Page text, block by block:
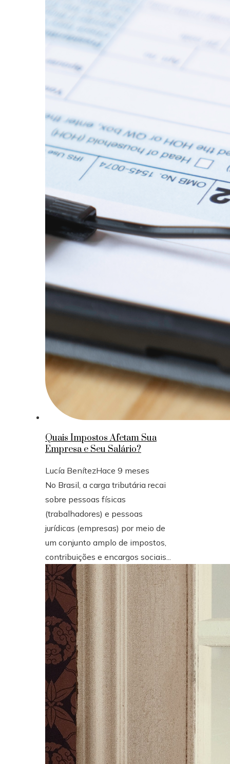
Quais Impostos Afetam Sua
Empresa e Seu Salário?
Lucía BenítezHace 9 meses
No Brasil, a carga tributária recai
sobre pessoas físicas
(trabalhadores) e pessoas
jurídicas (empresas) por meio de
um conjunto amplo de impostos,
contribuições e encargos sociais...